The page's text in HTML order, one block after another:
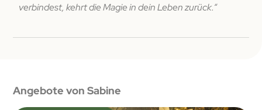
verbindest, kehrt die Magie in dein Leben zurück.“
Angebote von Sabine